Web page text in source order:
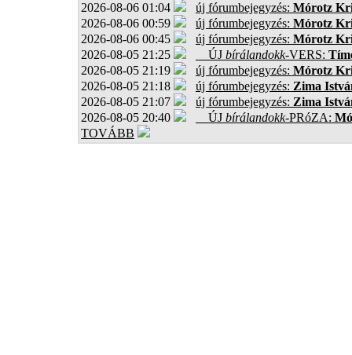
2026-08-06 01:04
új fórumbejegyzés: Mórotz
2026-08-06 00:59
új fórumbejegyzés: Mórotz
2026-08-06 00:45
új fórumbejegyzés: Mórotz
2026-08-05 21:25
ÚJ bírálandokk-VERS:
2026-08-05 21:19
új fórumbejegyzés: Mórotz
2026-08-05 21:18
új fórumbejegyzés: Zima
2026-08-05 21:07
új fórumbejegyzés: Zima
2026-08-05 20:40
ÚJ bírálandokk-PRóZA:
TOVÁBB